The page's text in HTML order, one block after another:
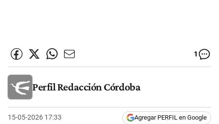
1
Perfil Redacción Córdoba
15-05-2026 17:33 Agregar PERFIL en Google